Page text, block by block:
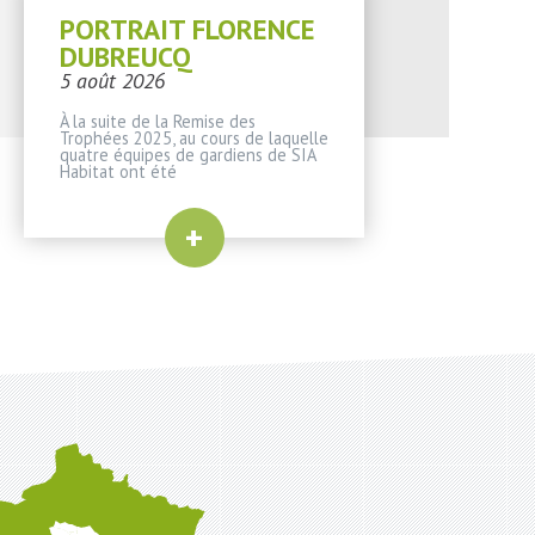
PORTRAIT FLORENCE
DUBREUCQ
5 août 2026
À la suite de la Remise des
Trophées 2025, au cours de laquelle
quatre équipes de gardiens de SIA
Habitat ont été
+